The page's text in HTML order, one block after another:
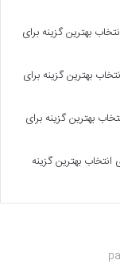
بهترین گزینه برای
بهترین گزینه برای
بهترین گزینه برای
بهترین گزینه